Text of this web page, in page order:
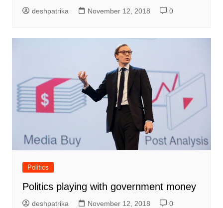
deshpatrika November 12, 2018 0
Politics
Politics playing with government money
deshpatrika November 12, 2018 0